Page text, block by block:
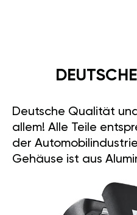
Deutsche Qualität
allem! Alle Teile
der
Gehäuse ist aus